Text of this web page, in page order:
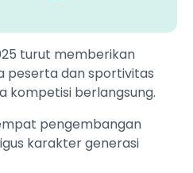
turut memberikan
peserta dan sportivitas
kompetisi berlangsung.
pengembangan
karakter generasi